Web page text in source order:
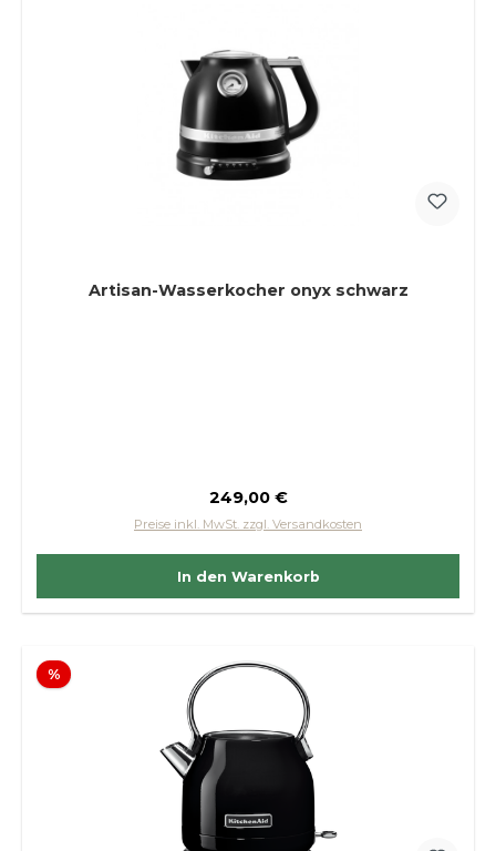
Artisan-Wasserkocher onyx schwarz
Regulärer Preis:
249,00 €
Preise inkl. MwSt. zzgl. Versandkosten
In den Warenkorb
%Rabatt